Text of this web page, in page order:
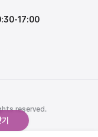
17:00
reserved.